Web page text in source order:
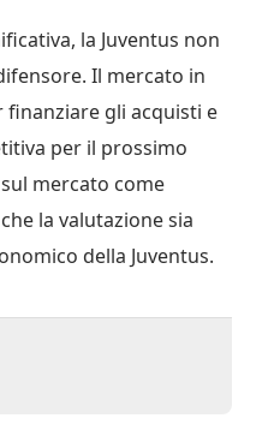
la Juventus non
Il mercato in
finanziare gli acquisti e
per il prossimo
mercato come
la valutazione sia
della Juventus.